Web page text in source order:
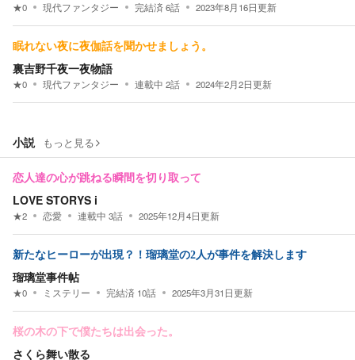
★0 現代ファンタジー 完結済6話 2023年8月16日更新
眠れない夜に夜伽話を聞かせましょう。
裏吉野千夜一夜物語
★0 現代ファンタジー 連載中 2話 2024年2月2日更新
小説 もっと見る
恋人達の心が跳ねる瞬間を切り取って
LOVE STORYS i
★2 恋愛 連載中 3話 2025年12月4日更新
新たなヒーローが出現？！瑠璃堂の2人が事件を解決します
瑠璃堂事件帖
★0 ミステリー 完結済 10話 2025年3月31日更新
桜の木の下で僕たちは出会った。
さくら舞い散る